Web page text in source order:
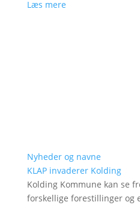
Læs mere
Nyheder og navne
KLAP invaderer Kolding
Kolding Kommune kan se
forskellige forestillinger og